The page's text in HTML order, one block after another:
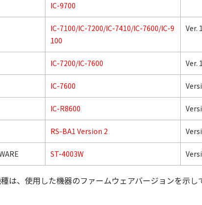
IC-9700
IC-7100/IC-7200/IC-7410/IC-7600/IC-9
100
Ver.
IC-7200/IC-7600 Ver.
IC-7600
IC-R8600
RS-BA1 Version 2
ST-4003W
は、使用した機器のファームウェアバージョンを示し